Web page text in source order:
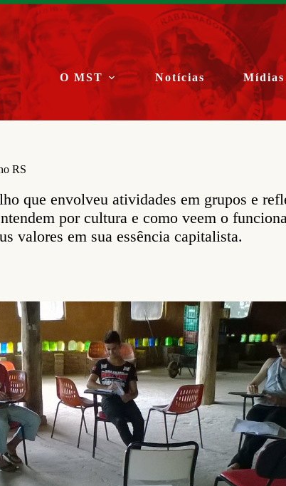
O MST Notícias Mídias
RS
que envolveu atividades em grupos e
por cultura e como veem o
valores em sua essência capitalista.